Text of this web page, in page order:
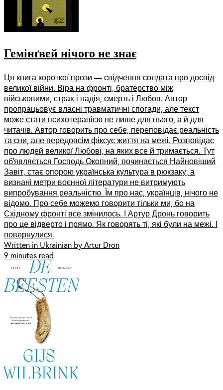
Гемінґвей нічого не знає
Ця книга короткої прози — свідчення солдата про досвід
великої війни. Віра на фронті, братерство між
військовими, страх і надія, смерть і Любов. Автор
пропрацьовує власні травматичні спогади, але текст
може стати психотерапією не лише для нього, а й для
читачів. Автор говорить про себе, переповідає реальність
та сни, але передовсім фіксує життя на межі. Розповідає
про людей великої Любові, на яких все й тримається. Тут
обʼявляється Господь Окопний, починається Найновіший
Завіт, стає опорою українська культура в рюкзаку, а
визнані метри воєнної літератури не витримують
випробування реальністю. Їм про нас, українців, нічого не
відомо. Про себе можемо говорити тільки ми, бо на
Східному фронті все змінилось. І Артур Дронь говорить
про це відверто і прямо. Як говорять ті, які були на межі. І
повернулися.
Written in Ukrainian by Artur Dron
9 minutes read